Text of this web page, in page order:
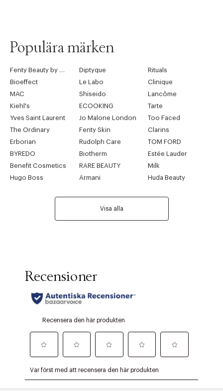
Populära märken
Diptyque
Rituals
Bioeffect
Le Labo
Clinique
MAC
Shiseido
Lancôme
Kiehl's
ECOOKING
Tarte
Yves Saint Laurent
Jo Malone London
Too Faced
The Ordinary
Fenty Skin
Clarins
Erborian
Rudolph Care
TOM FORD
BYREDO
Biotherm
Estée Lauder
Benefit Cosmetics
RARE BEAUTY
Milk
Hugo Boss
Armani Huda Beauty
Visa alla